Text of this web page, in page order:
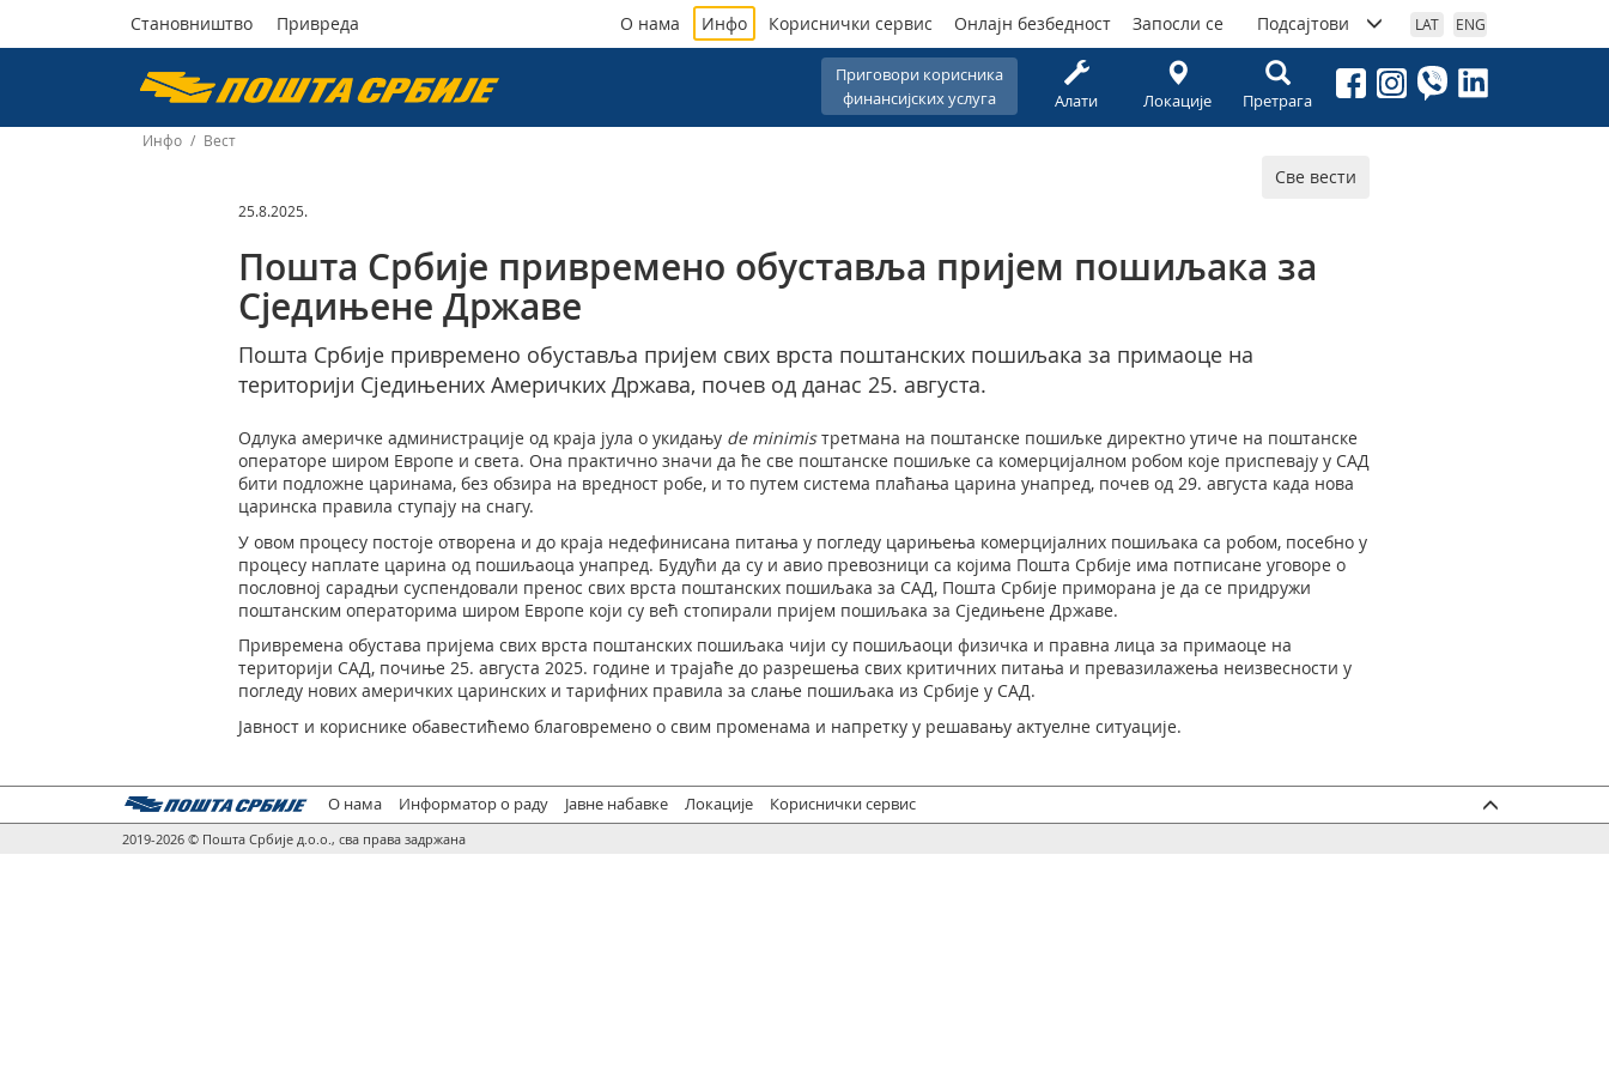
Пошта
Србије
Становништво Привреда
Приговори корисника
финансијских услуга
Алати Локације Претрага
О нама Инфо Кориснички сервис Онлајн безбедност Запосли се Подсајтови LAT ENG
Инфо / Вест
Све вести
25.8.2025.
Пошта Србије привремено обуставља пријем пошиљака за
Сједињене Државе
Пошта Србије привремено обуставља пријем свих врста поштанских пошиљака за примаоце на
територији Сједињених Америчких Држава, почев од данас 25. августа.
Одлука америчке администрације од краја јула о укидању de minimisтретмана на поштанске пошиљке директно утиче на поштанске
операторе широм Европе и света. Она практично значи да ће све поштанске пошиљке са комерцијалном робом које приспевају у САД
бити подложне царинама, без обзира на вредност робе, и то путем система плаћања царина унапред, почев од 29. августа када нова
царинска правила ступају на снагу.
У овом процесу постоје отворена и до краја недефинисана питања у погледу царињења комерцијалних пошиљака са робом, посебно у
процесу наплате царина од пошиљаоца унапред. Будући да су и авио превозници са којима Пошта Србије има потписане уговоре о
пословној сарадњи суспендовали пренос свих врста поштанских пошиљака за САД, Пошта Србије приморана је да се придружи
поштанским операторима широм Европе који су већ стопирали пријем пошиљака за Сједињене Државе.
Привремена обустава пријема свих врста поштанских пошиљака чији су пошиљаоци физичка и правна лица за примаоце на
територији САД, почиње 25. августа 2025. године и трајаће до разрешења свих критичних питања и превазилажења неизвесности у
погледу нових америчких царинских и тарифних правила за слање пошиљака из Србије у САД.
Јавност и кориснике обавестићемо благовремено о свим променама и напретку у решавању актуелне ситуације.
О нама Информатор о раду Јавне набавке Локације Кориснички сервис
2019-2026 © Пошта Србије д.о.о., сва права задржана